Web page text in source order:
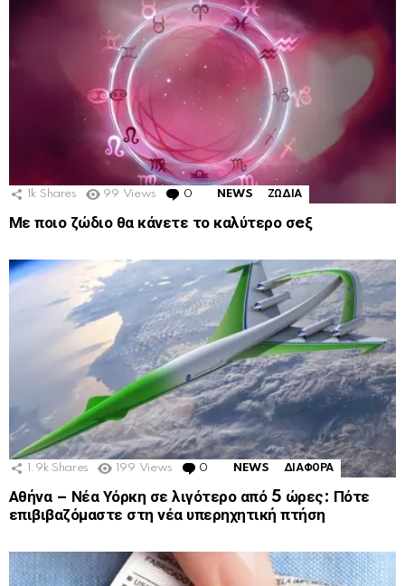
1k Shares 99 Views 0 Comments
NEWS ΖΩΔΙΑ
Με ποιο ζώδιο θα κάνετε το καλύτερο σeξ
1.9k Shares 199 Views 0 Comments
NEWS ΔΙΑΦΟΡΑ
Αθήνα – Νέα Υόρκη σε λιγότερο από 5 ώρες: Πότε
επιβιβαζόμαστε στη νέα υπερηχητική πτήση